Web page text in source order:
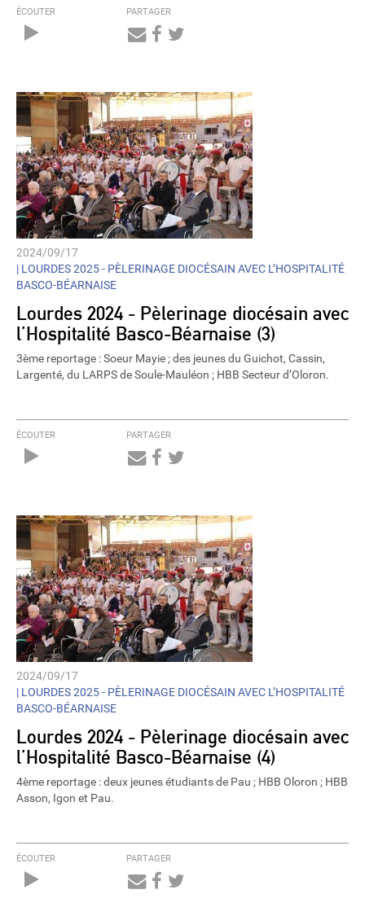
ÉCOUTER PARTAGER
2024/09/17
| LOURDES 2025 - PÈLERINAGE DIOCÉSAIN AVEC L’HOSPITALITÉ
BASCO-BÉARNAISE
Lourdes 2024 - Pèlerinage diocésain avec
l’Hospitalité Basco-Béarnaise (3)
3ème reportage : Soeur Mayie ; des jeunes du Guichot, Cassin,
Largenté, du LARPS de Soule-Mauléon ; HBB Secteur d’Oloron.
ÉCOUTER PARTAGER
2024/09/17
| LOURDES 2025 - PÈLERINAGE DIOCÉSAIN AVEC L’HOSPITALITÉ
BASCO-BÉARNAISE
Lourdes 2024 - Pèlerinage diocésain avec
l’Hospitalité Basco-Béarnaise (4)
4ème reportage : deux jeunes étudiants de Pau ; HBB Oloron ; HBB
Asson, Igon et Pau.
ÉCOUTER PARTAGER